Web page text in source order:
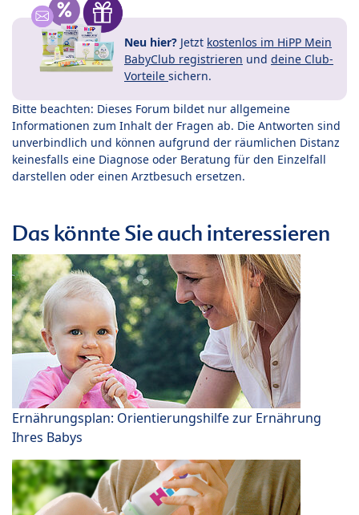
Neu hier? Jetzt kostenlos im HiPP Mein
BabyClub registrieren und deine Club-
Vorteile sichern.
Bitte beachten: Dieses Forum bildet nur allgemeine
Informationen zum Inhalt der Fragen ab. Die Antworten sind
unverbindlich und können aufgrund der räumlichen Distanz
keinesfalls eine Diagnose oder Beratung für den Einzelfall
darstellen oder einen Arztbesuch ersetzen.
Das könnte Sie auch interessieren
Ernährungsplan: Orientierungshilfe zur Ernährung
Ihres Babys